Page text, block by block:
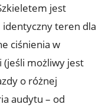
jest
identyczny teren dla
ciśnienia w
(jeśli możliwy jest
o różnej
audytu – od